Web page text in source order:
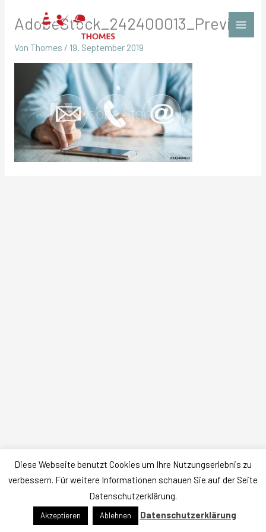
InhaltAdobeStock_242400013_Preview
Von Thomes / 19. September 2019
Datenschutz|Impressum
Copyright © 2026 Arbeitssicherheit Olaf THOMES
Präsentiert vonAstra-WordPress-Theme
Diese Webseite benutzt Cookies um Ihre Nutzungserlebnis zu
verbessern. Für weitere Informationen schauen Sie auf der Seite
Datenschutzerklärung.
Akzeptieren Ablehnen Datenschutzerklärung